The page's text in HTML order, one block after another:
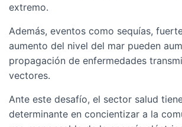
extremo.
Además, eventos como sequías,
aumento del nivel del mar pueden
propagación de enfermedades
vectores.
Ante este desafío, el sector salud
determinante en concientizar a la